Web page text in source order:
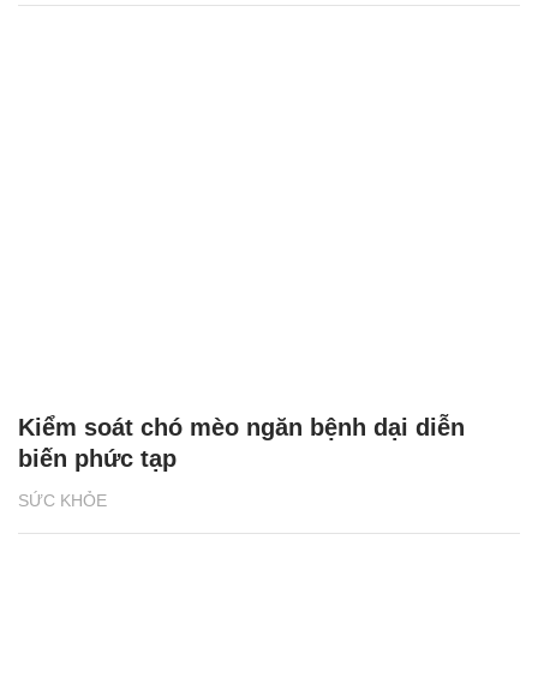
SỨC KHỎE
Kiểm soát chó mèo ngăn bệnh dại diễn
biến phức tạp